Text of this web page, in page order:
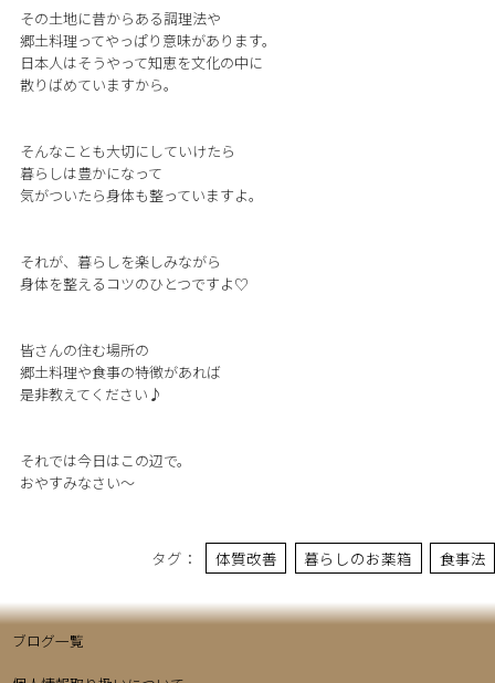
その土地に昔からある調理法や
郷土料理ってやっぱり意味があります。
日本人はそうやって知恵を文化の中に
散りばめていますから。
そんなことも大切にしていけたら
暮らしは豊かになって
気がついたら身体も整っていますよ。
それが、暮らしを楽しみながら
身体を整えるコツのひとつですよ♡
皆さんの住む場所の
郷土料理や食事の特徴があれば
是非教えてください♪
それでは今日はこの辺で。
おやすみなさい〜
タグ： 体質改善 暮らしのお薬箱 食事法
ブログ一覧